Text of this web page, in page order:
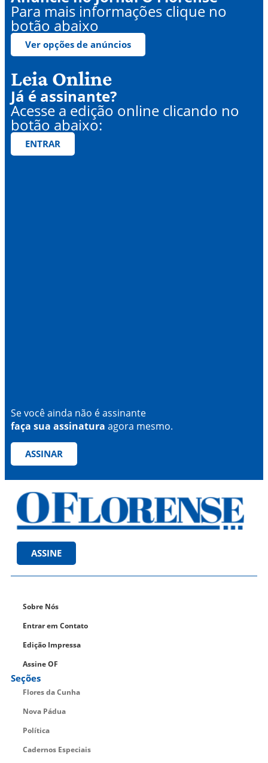
Para mais informações clique no
botão abaixo
Ver opções de anúncios
Leia Online
Já é assinante?
Acesse a edição online clicando no
botão abaixo:
ENTRAR
Se você ainda não é assinante
faça sua assinatura agora mesmo.
ASSINAR
ASSINE
Sobre Nós
Entrar em Contato
Edição Impressa
Assine OF
Seções
Flores da Cunha
Nova Pádua
Política
Cadernos Especiais